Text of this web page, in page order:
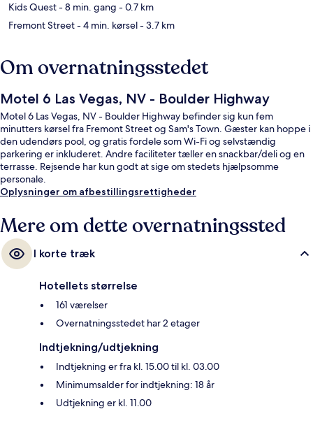
Kids Quest- 8 min. gang - 0.7 km
Fremont Street- 4 min. kørsel- 3.7 km
Om overnatningsstedet
Motel 6 Las Vegas, NV - Boulder Highway
Motel 6 Las Vegas, NV - Boulder Highway befinder sig kun fem
minutters kørsel fra Fremont Street og Sam's Town. Gæster kan hoppe i
den udendørs pool, og gratis fordele som Wi-Fi og selvstændig
parkering er inkluderet. Andre faciliteter tæller en snackbar/deli og en
terrasse. Rejsende har kun godt at sige om stedets hjælpsomme
personale.
Oplysninger om afbestillingsrettigheder
Mere om dette overnatningssted
I korte træk
Hotellets størrelse
161 værelser
Overnatningsstedet har 2 etager
Indtjekning/udtjekning
Indtjekning er fra kl. 15.00 til kl. 03.00
Minimumsalder for indtjekning: 18 år
Udtjekning er kl. 11.00